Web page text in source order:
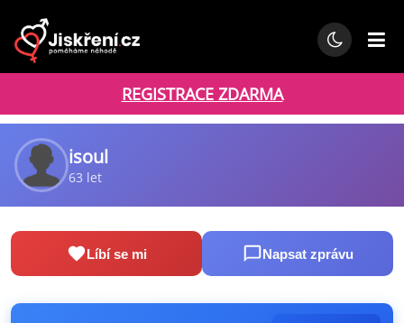
REGISTRACE ZDARMA
isoul
63 let
Líbí se mi Napsat zprávu